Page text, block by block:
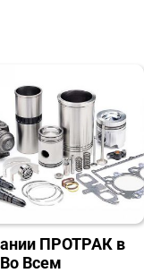
ПРОТРАК в
Всем